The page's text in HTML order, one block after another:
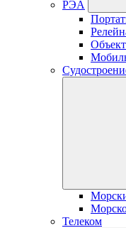
РЭА
Телеком